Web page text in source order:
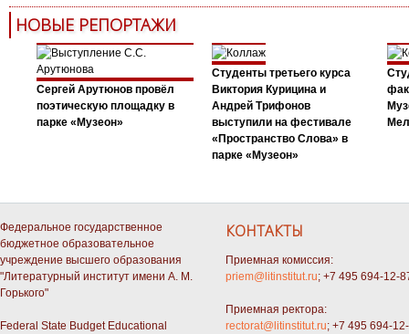
НОВЫЕ РЕПОРТАЖИ
Сергей Арутюнов провёл
поэтическую площадку в
парке «Музеон»
Студенты третьего курса
Виктория Курицина и
Андрей Трифонов
выступили на фестивале
«Пространство Слова» в
парке «Музеон»
Федеральное государственное
бюджетное образовательное
учреждение высшего образования
"Литературный институт имени А. М.
Горького"
Federal State Budget Educational
КОНТАКТЫ
Приемная комиссия:
priem@litinstitut.ru; +7 495 694-12-
Приемная ректора:
rectorat@litinstitut.ru; +7 495 694-